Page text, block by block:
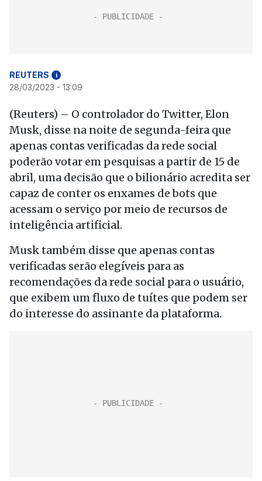
REUTERS i
28/03/2023 - 13:09
(Reuters) – O controlador do Twitter, Elon
Musk, disse na noite de segunda-feira que
apenas contas verificadas da rede social
poderão votar em pesquisas a partir de 15 de
abril, uma decisão que o bilionário acredita ser
capaz de conter os enxames de bots que
acessam o serviço por meio de recursos de
inteligência artificial.
Musk também disse que apenas contas
verificadas serão elegíveis para as
recomendações da rede social para o usuário,
que exibem um fluxo de tuítes que podem ser
do interesse do assinante da plataforma.